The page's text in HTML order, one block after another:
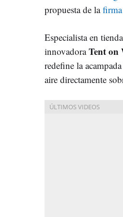
propuesta de lafirma
Especialista en
innovadoraTent on
redefine la
aire directamente